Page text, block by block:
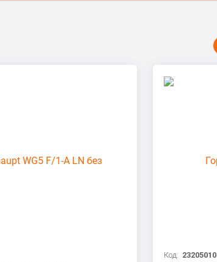
Код: 23205010